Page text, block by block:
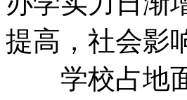
提高，社会影
学校占地面